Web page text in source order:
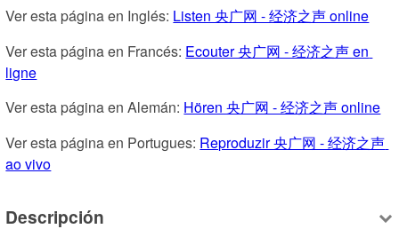
Ver esta página en Inglés: Listen 央广网 - 经济之声 online
Ver esta página en Francés: Ecouter 央广网 - 经济之声 en
ligne
Ver esta página en Alemán: Hören 央广网 - 经济之声 online
Ver esta página en Portugues: Reproduzir 央广网 - 经济之声
ao vivo
Descripción